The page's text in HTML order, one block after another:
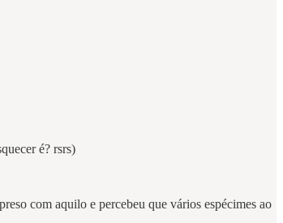
é? rsrs)
com aquilo e percebeu que vários espécimes ao